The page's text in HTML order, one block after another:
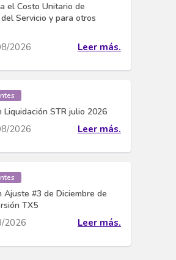
el Costo Unitario de
Servicio y para otros
2026 Leer más.
Liquidación STR julio 2026
2026 Leer más.
Ajuste #3 de Diciembre de
TX5
2026 Leer más.